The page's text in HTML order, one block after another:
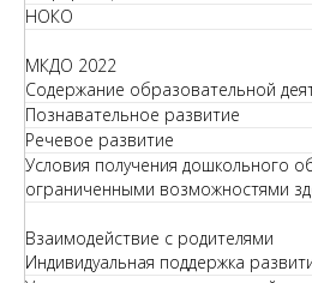
НОКО
МКДО 2022
Содержание образовательной
Познавательное развитие
Речевое развитие
Условия получения дошкольного
ограниченными возможностями
Взаимодействие с родителями
Индивидуальная поддержка